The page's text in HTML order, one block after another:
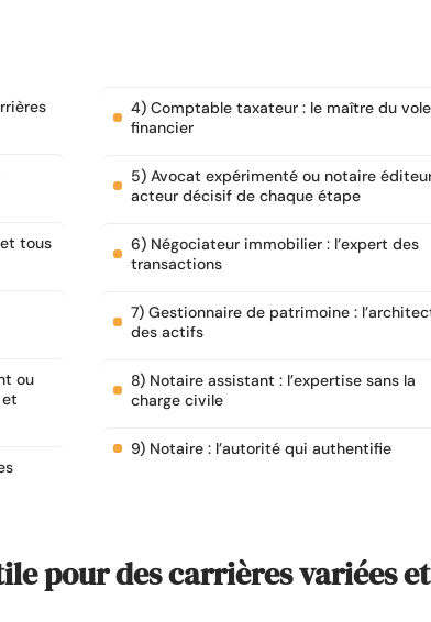
tous
ou
4) Comptable taxateur : le maître du
financier
5) Avocat expérimenté ou notaire
acteur décisif de chaque étape
6) Négociateur immobilier : l’expert des
transactions
7) Gestionnaire de patrimoine :
des actifs
8) Notaire assistant : l’expertise sans la
charge civile
9) Notaire : l’autorité qui authentifie
pour des carrières variées